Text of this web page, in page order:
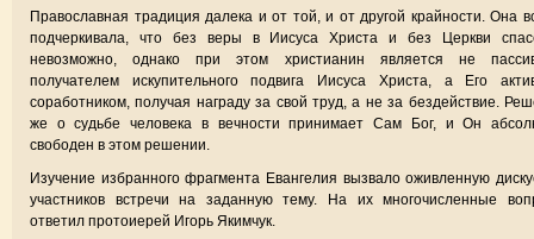
Православная традиция далека и от той, и от другой крайности. Она
подчеркивала, что без веры в Иисуса Христа и без Церкви
невозможно, однако при этом христианин является не
получателем искупительного подвига Иисуса Христа, а Его
соработником, получая награду за свой труд, а не за бездействие.
же о судьбе человека в вечности принимает Сам Бог, и Он
свободен в этом решении.
Изучение избранного фрагмента Евангелия вызвало оживленную
участников встречи на заданную тему. На их многочисленные
ответил протоиерей Игорь Якимчук.